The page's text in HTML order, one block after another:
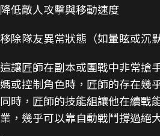
降低敵人攻擊與移動速度
移除隊友異常狀態（如暈眩或沉默
這讓匠師在副本或團戰中非常搶
媽或控制角色時，匠師的存在幾
同時，匠師的技能組讓他在續戰
業，幾乎可以靠自動戰鬥撐過絕